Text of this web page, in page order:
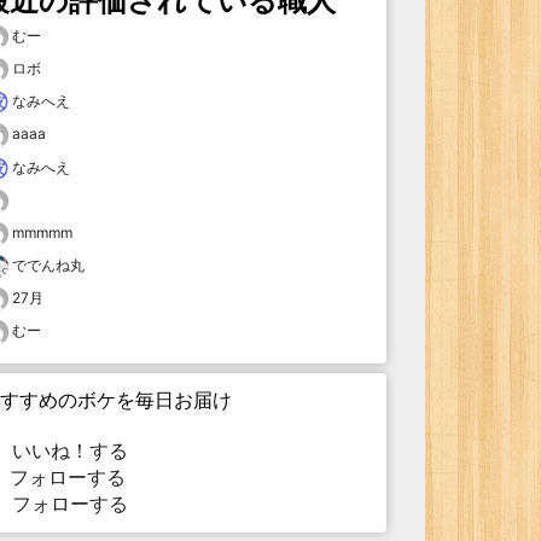
むー
ロボ
なみへえ
aaaa
なみへえ
mmmmm
ででんね丸
27月
むー
すめのボケを毎日お届け
いいね！する
ォローする
フォローする